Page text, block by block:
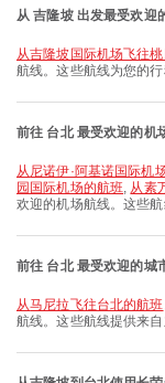
从 吉隆坡 出发最受欢迎
从吉隆坡国际机场飞往
航线。这些航线为您的行
前往 台北 最受欢迎的机
从尼诺伊·阿基诺国际
园国际机场的航班, 从素
欢迎的机场航线。这些
前往 台北 最受欢迎的城
从马尼拉飞往台北的航班
航线。这些航线提供来自